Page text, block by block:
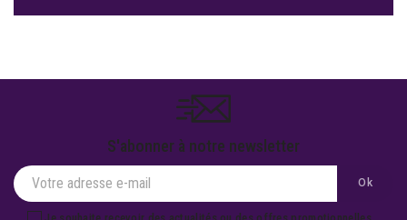
S'abonner à notre newsletter